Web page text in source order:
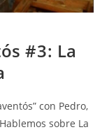
#3: La
con Pedro,
sobre La